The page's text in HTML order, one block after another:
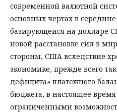
современной валютной
основных чертах в
базирующейся на долларе
новой расстановке сил в
стороны, США вследствие
экономике, прежде всего
дефицита» платежного
бюджета, в настоящее
ограниченными